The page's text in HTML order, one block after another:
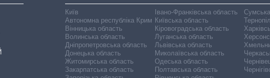
Київ
Автономна республіка Крим
Вінницька область
Волинська область
Дніпропетровська область
Донецька область
Житомирська область
Закарпатська область
Івано-Франківська область
Київська область
Кіровоградська область
Луганська область
Львівська область
Миколаївська область
Одеська область
Полтавська область